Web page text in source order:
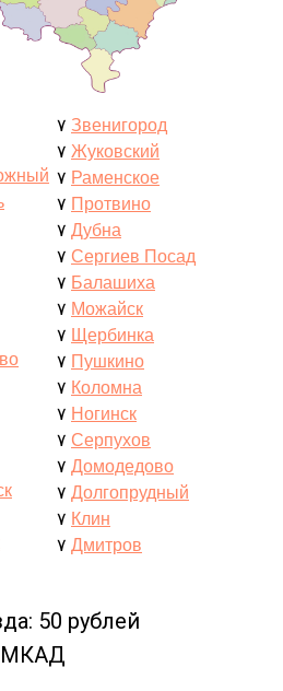
۷ Звенигород
۷ Жуковский
۷ Раменское
۷ Протвино
۷ Дубна
۷ Сергиев Посад
۷ Балашиха
۷ Можайск
۷ Щербинка
۷ Пушкино
۷ Коломна
۷ Ногинск
۷ Серпухов
۷ Домодедово
۷ Долгопрудный
۷ Клин
۷ Дмитров
50 рублей
МКАД